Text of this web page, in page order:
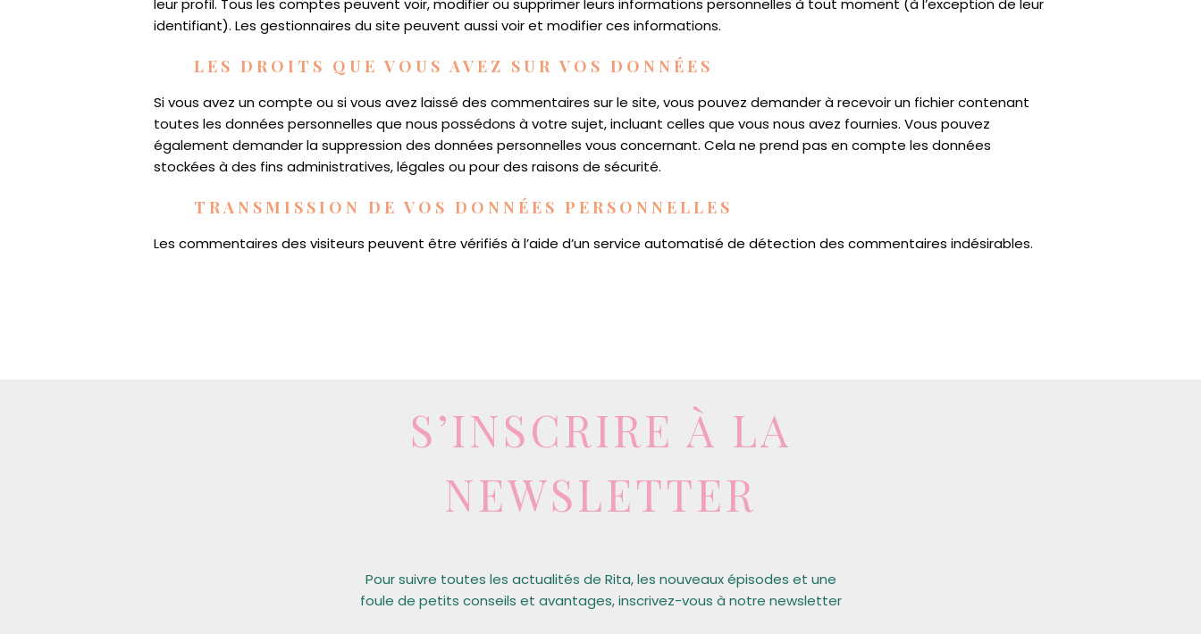
identifiant). Les gestionnaires du site peuvent aussi voir et modifier ces informations.
LES DROITS QUE VOUS AVEZ SUR VOS DONNÉES
Si vous avez un compte ou si vous avez laissé des commentaires sur le site, vous pouvez demander à recevoir un fichier contenant
toutes les données personnelles que nous possédons à votre sujet, incluant celles que vous nous avez fournies. Vous pouvez
également demander la suppression des données personnelles vous concernant. Cela ne prend pas en compte les données
stockées à des fins administratives, légales ou pour des raisons de sécurité.
TRANSMISSION DE VOS DONNÉES PERSONNELLES
Les commentaires des visiteurs peuvent être vérifiés à l’aide d’un service automatisé de détection des commentaires indésirables.
S’INSCRIRE À LA
NEWSLETTER
Pour suivre toutes les actualités de Rita, les nouveaux épisodes et une
foule de petits conseils et avantages, inscrivez-vous à notre newsletter